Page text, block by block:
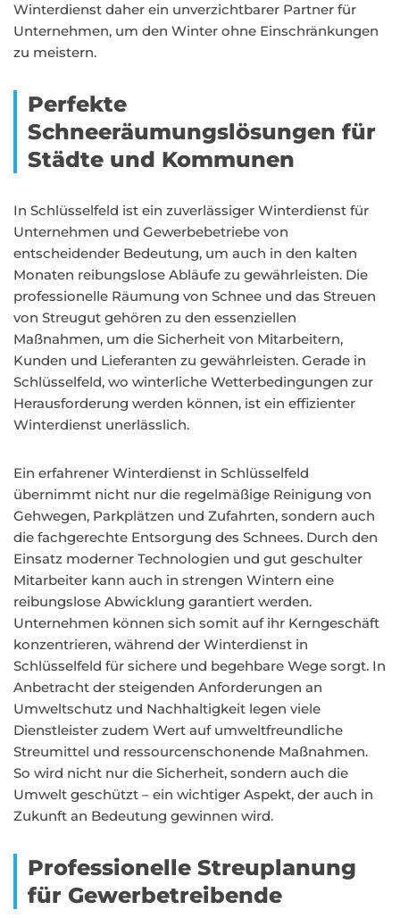
Winterdienst daher ein unverzichtbarer Partner für
Unternehmen, um den Winter ohne Einschränkungen
zu meistern.
Perfekte
Schneeräumungslösungen für
Städte und Kommunen
In Schlüsselfeld ist ein zuverlässiger Winterdienst für
Unternehmen und Gewerbebetriebe von
entscheidender Bedeutung, um auch in den kalten
Monaten reibungslose Abläufe zu gewährleisten. Die
professionelle Räumung von Schnee und das Streuen
von Streugut gehören zu den essenziellen
Maßnahmen, um die Sicherheit von Mitarbeitern,
Kunden und Lieferanten zu gewährleisten. Gerade in
Schlüsselfeld, wo winterliche Wetterbedingungen zur
Herausforderung werden können, ist ein effizienter
Winterdienst unerlässlich.
Ein erfahrener Winterdienst in Schlüsselfeld
übernimmt nicht nur die regelmäßige Reinigung von
Gehwegen, Parkplätzen und Zufahrten, sondern auch
die fachgerechte Entsorgung des Schnees. Durch den
Einsatz moderner Technologien und gut geschulter
Mitarbeiter kann auch in strengen Wintern eine
reibungslose Abwicklung garantiert werden.
Unternehmen können sich somit auf ihr Kerngeschäft
konzentrieren, während der Winterdienst in
Schlüsselfeld für sichere und begehbare Wege sorgt. In
Anbetracht der steigenden Anforderungen an
Umweltschutz und Nachhaltigkeit legen viele
Dienstleister zudem Wert auf umweltfreundliche
Streumittel und ressourcenschonende Maßnahmen.
So wird nicht nur die Sicherheit, sondern auch die
Umwelt geschützt – ein wichtiger Aspekt, der auch in
Zukunft an Bedeutung gewinnen wird.
Professionelle Streuplanung
für Gewerbetreibende